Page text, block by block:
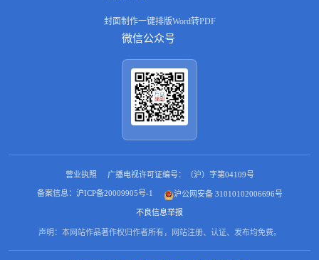
封面制作一键排版Word转PDF
微信公众号
营业执照 广播电视许可证编号：（沪）字第04109号
备案信息：沪ICP备20009905号-1 沪公网安备 31010102006696号
不良信息举报
声明：本网站作品著作权归作者所有，网站注册、认证、发布均免费。